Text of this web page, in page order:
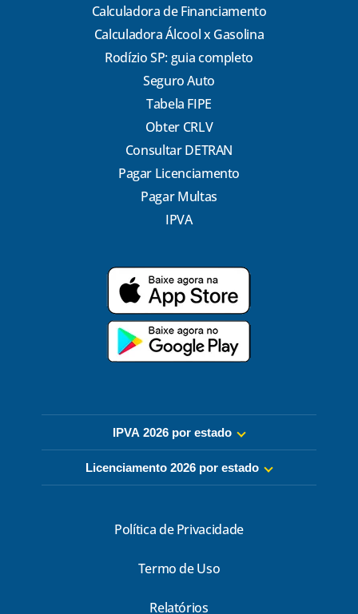
Calculadora de Financiamento
Calculadora Álcool x Gasolina
Rodízio SP: guia completo
Seguro Auto
Tabela FIPE
Obter CRLV
Consultar DETRAN
Pagar Licenciamento
Pagar Multas
IPVA
IPVA 2026 por estado
Licenciamento 2026 por estado
Política de Privacidade
Termo de Uso
Relatórios